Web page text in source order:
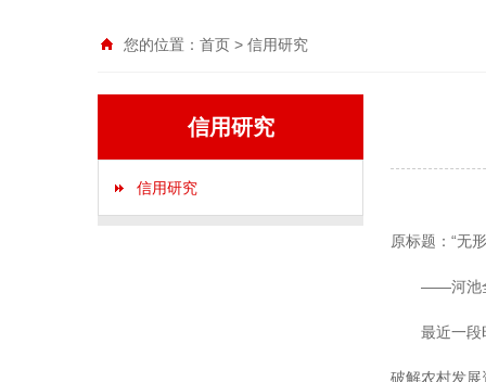
您的位置： 首页 > 信用研究
信用研究
信用研究
原标题：“无
——河池全
最近一段时
破解农村发展